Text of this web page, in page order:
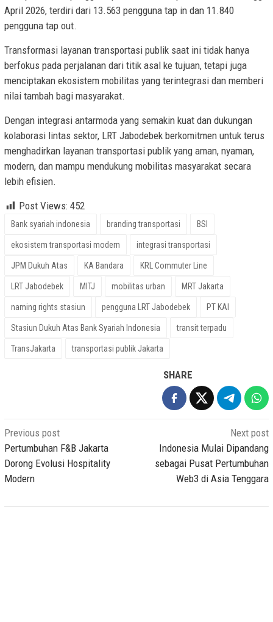
April 2026, terdiri dari 13.563 pengguna tap in dan 11.840
pengguna tap out.
Transformasi layanan transportasi publik saat ini tidak hanya
berfokus pada perjalanan dari titik asal ke tujuan, tetapi juga
menciptakan ekosistem mobilitas yang terintegrasi dan memberi
nilai tambah bagi masyarakat.
Dengan integrasi antarmoda yang semakin kuat dan dukungan
kolaborasi lintas sektor, LRT Jabodebek berkomitmen untuk terus
menghadirkan layanan transportasi publik yang aman, nyaman,
modern, dan mampu mendukung mobilitas masyarakat secara
lebih efisien.
Post Views: 452
Bank syariah indonesia branding transportasi BSI
ekosistem transportasi modern integrasi transportasi
JPM Dukuh Atas KA Bandara KRL Commuter Line
LRT Jabodebek MITJ mobilitas urban MRT Jakarta
naming rights stasiun pengguna LRT Jabodebek PT KAI
Stasiun Dukuh Atas Bank Syariah Indonesia transit terpadu
TransJakarta transportasi publik Jakarta
SHARE
Post
navigation
Previous post
Pertumbuhan F&B Jakarta
Dorong Evolusi Hospitality
Modern
Next post
Indonesia Mulai Dipandang
sebagai Pusat Pertumbuhan
Web3 di Asia Tenggara